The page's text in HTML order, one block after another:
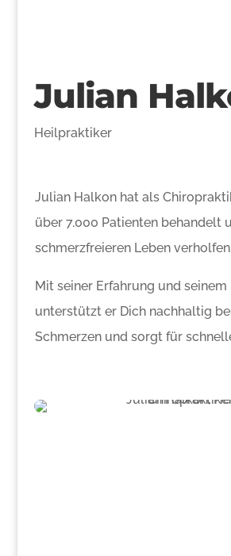
Julian
Heilpraktiker
Julian Halkon hat als
über 7.000 Patienten behandelt
schmerzfreieren Leben
Mit seiner Erfahrung und seinem
unterstützt er Dich nachhaltig
Schmerzen und sorgt für